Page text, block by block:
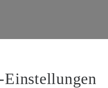
Einstellungen